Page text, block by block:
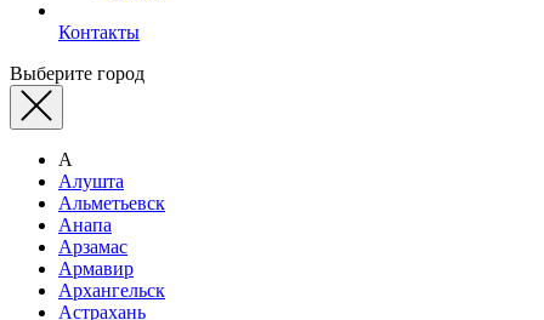
Контакты
Выберите город
А
Алушта
Альметьевск
Анапа
Арзамас
Армавир
Архангельск
Астрахань